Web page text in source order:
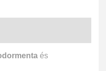
és